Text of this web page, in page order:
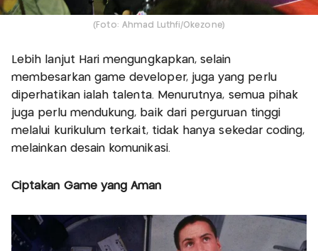
(Foto: Ahmad Luthfi/Okezone)
Lebih lanjut Hari mengungkapkan, selain
membesarkan game developer, juga yang perlu
diperhatikan ialah talenta. Menurutnya, semua pihak
juga perlu mendukung, baik dari perguruan tinggi
melalui kurikulum terkait, tidak hanya sekedar coding,
melainkan desain komunikasi.
Ciptakan Game yang Aman